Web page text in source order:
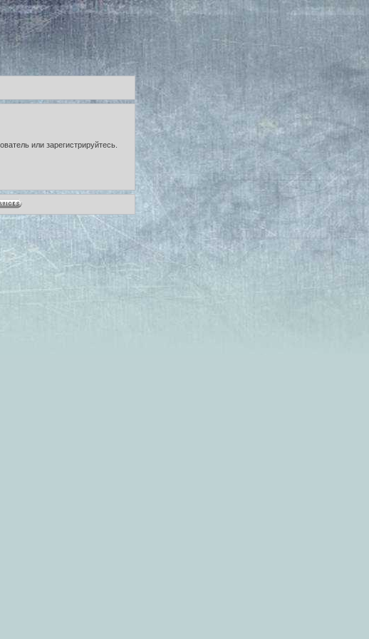
или зарегистрируйтесь.